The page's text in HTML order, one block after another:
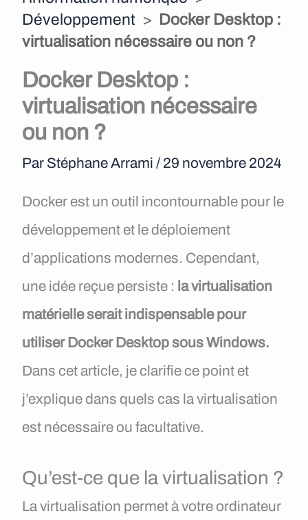
Développement > Docker Desktop :
virtualisation nécessaire ou non ?
Docker Desktop :
virtualisation nécessaire
ou non ?
Par Stéphane Arrami / 29 novembre 2024
Docker est un outil incontournable pour le
développement et le déploiement
d’applications modernes. Cependant,
une idée reçue persiste : la virtualisation
matérielle serait indispensable pour
utiliser Docker Desktop sous Windows.
Dans cet article, je clarifie ce point et
j’explique dans quels cas la virtualisation
est nécessaire ou facultative.
Qu’est-ce que la virtualisation ?
La virtualisation permet à votre ordinateur